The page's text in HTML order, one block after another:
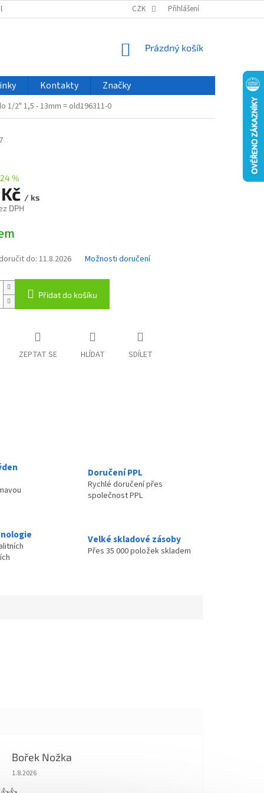
VELKOOBCHOD ČASTO KLADENÉ DOTAZY
CZK Přihlášení
NÁKUPNÍ
Prázdný košík
Kontakty Značky
1/2" 1,5 - 13mm = old196311-0
%
/ ks
DPH
do: 11.8.2026 Možnosti doručení
Přidat do košíku
ZEPTAT SE HLÍDAT SDÍLET
Doručení PPL
Rychlé doručení přes
společnost PPL
Velké skladové zásoby
Přes 35 000 položek skladem
Bořek Nožka
Hodnocení obchodu je 5 z 5 hvězdiček.
1.8.2026